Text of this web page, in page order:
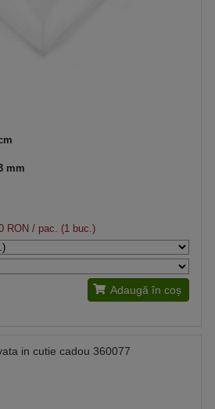
mm
RON / pac. (1 buc.)
Adaugă în coș
in cutie cadou 360077